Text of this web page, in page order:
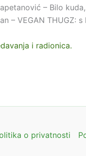
– Bilo
– VEGAN THUGZ:
i radionica.
o privatnosti